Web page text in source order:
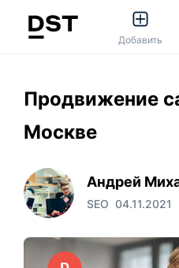
Добавить
Продвижение
Москве
Андрей
SEO 04.11.2021